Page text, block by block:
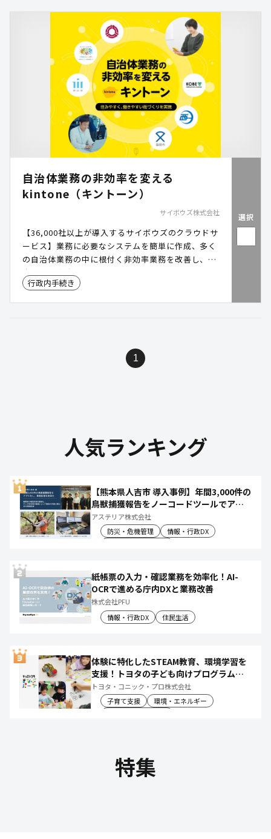
自治体業務の非効率を変える
kintone（キントーン）
サイボウズ株式会社
【36,000社以上が導入するサイボウズのクラウドサ
ービス】業務に必要なシステムを簡単に作成、多く
の自治体業務の中に根付く非効率業務を改善し、全
庁的な業務改革を実現します。
行政内手続き
選択
1
人気ランキング
【熊本県人吉市 導入事例】年間3,000件の
鳥獣捕獲報告をノーコードツールでアプ
リ化し、月50時間の庁内作業を削減
アステリア株式会社
防災・危機管理
情報・行政DX
紙帳票の入力・確認業務を効率化！AI-
OCRで進める庁内DXと業務改善
株式会社PFU
情報・行政DX
住民生活
体験に特化したSTEAM教育、環境学習を
支援！トヨタの子ども向けプログラムで
社会や将来について楽しく学べる体験機
会を創出
トヨタ・コニック・プロ株式会社
子育て支援
環境・エネルギー
特集